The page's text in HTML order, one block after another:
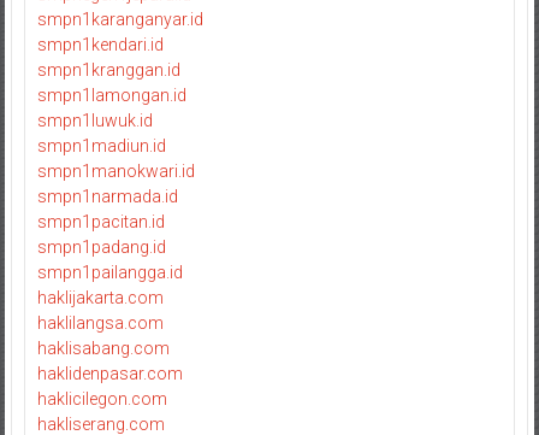
smpn1karanganyar.id
smpn1kendari.id
smpn1kranggan.id
smpn1lamongan.id
smpn1luwuk.id
smpn1madiun.id
smpn1manokwari.id
smpn1narmada.id
smpn1pacitan.id
smpn1padang.id
smpn1pailangga.id
haklijakarta.com
haklilangsa.com
haklisabang.com
haklidenpasar.com
haklicilegon.com
hakliserang.com